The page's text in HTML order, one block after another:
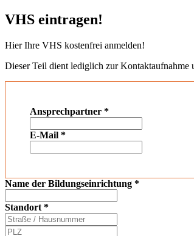
VHS eintragen!
Hier Ihre VHS kostenfrei anmelden!
Dieser Teil dient lediglich zur Kontaktaufnahme
Ansprechpartner *
E-Mail *
Name der Bildungseinrichtung *
Standort *